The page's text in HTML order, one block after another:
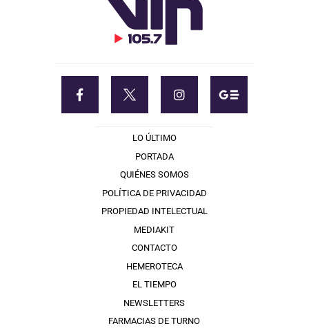
LO ÚLTIMO
PORTADA
QUIÉNES SOMOS
POLÍTICA DE PRIVACIDAD
PROPIEDAD INTELECTUAL
MEDIAKIT
CONTACTO
HEMEROTECA
EL TIEMPO
NEWSLETTERS
FARMACIAS DE TURNO